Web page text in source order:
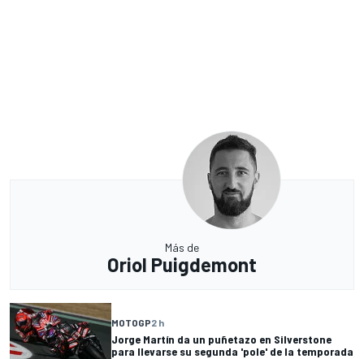
Más de
Oriol Puigdemont
MOTOGP2 h
Jorge Martín da un puñetazo en Silverstone
para llevarse su segunda 'pole' de la temporada